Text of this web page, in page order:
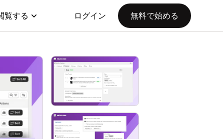
覧する ログイン 無料で始める